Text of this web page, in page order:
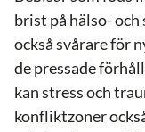
brist på hälso-
också svårare för
de pressade
kan stress och
konfliktzoner